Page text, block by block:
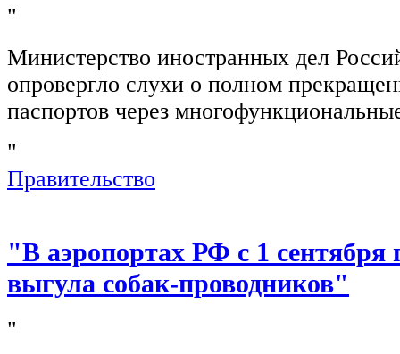
"
Министерство иностранных дел
опровергло слухи о полном
паспортов через
"
Правительство
"В аэропортах РФ с 1 сентября
выгула собак-проводников"
"